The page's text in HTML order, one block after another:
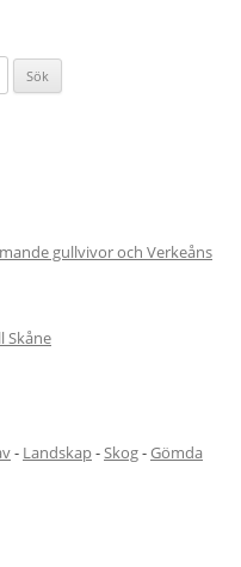
gullvivor och Verkeåns
Skåne
- Landskap-Skog-Gömda